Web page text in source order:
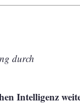
durch
Intelligenz